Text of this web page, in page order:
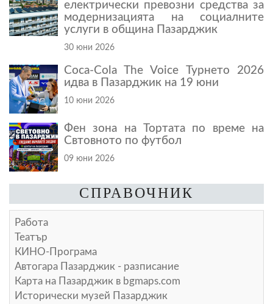
електрически превозни средства за
модернизацията на социалните
услуги в община Пазарджик
30 юни 2026
Coca-Cola The Voice Турнето 2026
идва в Пазарджик на 19 юни
10 юни 2026
Фен зона на Тортата по време на
Свтовното по футбол
09 юни 2026
СПРАВОЧНИК
Работа
Театър
КИНО-Програма
Автогара Пазарджик - разписание
Карта на Пазарджик в bgmaps.com
Исторически музей Пазарджик